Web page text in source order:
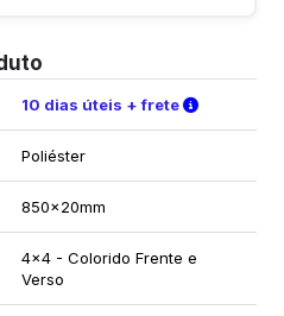
10 dias úteis + frete Verifique
Poliéster
850x20mm
4x4 - Colorido Frente e
Verso